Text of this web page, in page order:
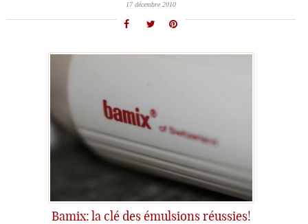
17 décembre 2010
Bamix: la clé des émulsions réussies!